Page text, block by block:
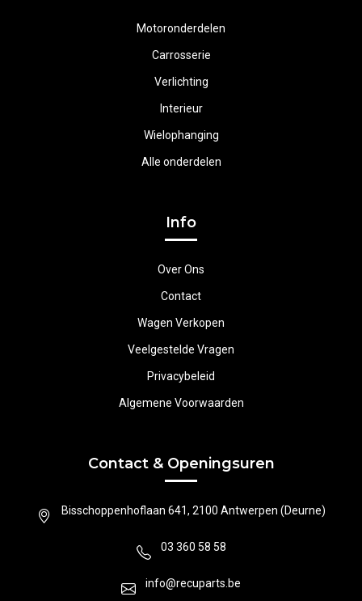
Motoronderdelen
Carrosserie
Verlichting
Interieur
Wielophanging
Alle onderdelen
Info
Over Ons
Contact
Wagen Verkopen
Veelgestelde Vragen
Privacybeleid
Algemene Voorwaarden
Contact & Openingsuren
Bisschoppenhoflaan 641, 2100 Antwerpen (Deurne)
03 360 58 58
info@recuparts.be